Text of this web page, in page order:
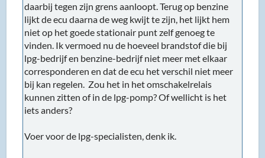
daarbij tegen zijn grens aanloopt. Terug op benzine
lijkt de ecu daarna de weg kwijt te zijn, het lijkt hem
niet op het goede stationair punt zelf genoeg te
vinden. Ik vermoed nu de hoeveel brandstof die bij
lpg-bedrijf en benzine-bedrijf niet meer met elkaar
corresponderen en dat de ecu het verschil niet meer
bij kan regelen. Zou het in het omschakelrelais
kunnen zitten of in de lpg-pomp? Of wellicht is het
iets anders?
Voer voor de lpg-specialisten, denk ik.